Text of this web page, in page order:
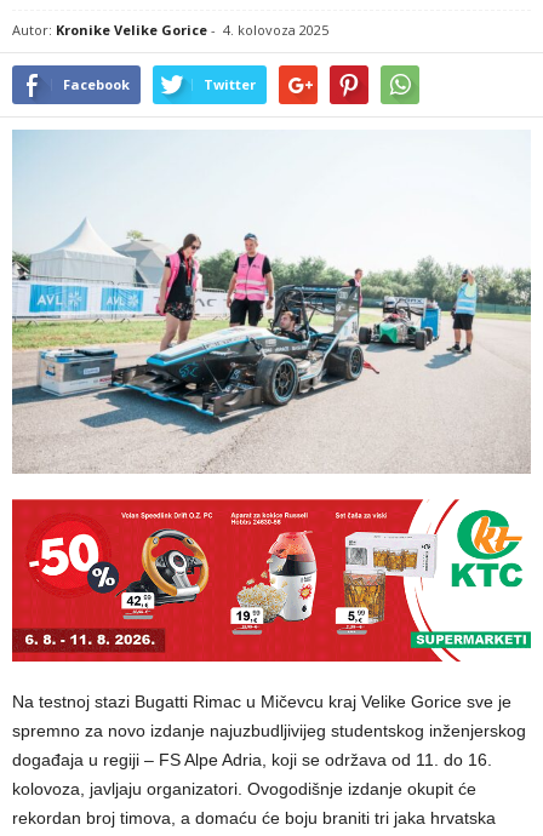
Autor: Kronike Velike Gorice - 4. kolovoza 2025
Facebook Twitter
Na testnoj stazi Bugatti Rimac u Mičevcu kraj Velike Gorice sve je
spremno za novo izdanje najuzbudljivijeg studentskog inženjerskog
događaja u regiji – FS Alpe Adria, koji se održava od 11. do 16.
kolovoza, javljaju organizatori. Ovogodišnje izdanje okupit će
rekordan broj timova, a domaću će boju braniti tri jaka hrvatska